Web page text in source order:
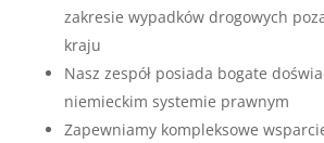
zakresie wypadków drogowych
kraju
Nasz zespół posiada bogate
niemieckim systemie prawnym
Zapewniamy kompleksowe